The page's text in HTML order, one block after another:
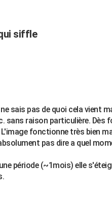
siffle
sais pas de quoi cela vient
raison particulière. Dès
fonctionne très bien
pas dire a quel
période (~1mois) elle